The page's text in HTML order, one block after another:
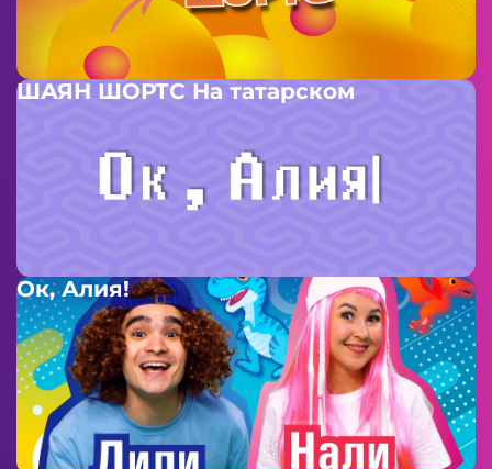
ШАЯН ШОРТС На татарском
Ок, Алия!